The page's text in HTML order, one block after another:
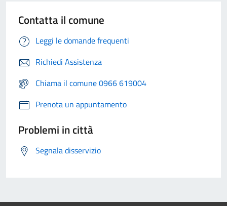
Contatta il comune
Leggi le domande frequenti
Richiedi Assistenza
Chiama il comune 0966 619004
Prenota un appuntamento
Problemi in città
Segnala disservizio